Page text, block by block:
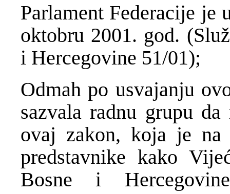
Parlament Federacije je
oktobru 2001. god.
i Hercegovine 51/01);
Odmah po usvajanju
sazvala radnu grupu
ovaj zakon, koja je
predstavnike kako
Bosne i